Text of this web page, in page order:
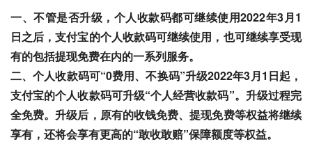
一、不管是否升级，个人收款码都可继续使用2022年3月1
日之后，支付宝的个人收款码可继续使用，也可继续享受现
有的包括提现免费在内的一系列服务。
二、个人收款码可“0费用、不换码”升级2022年3月1日起，
支付宝的个人收款码可升级“个人经营收款码”。升级过程完
全免费。升级后，原有的收钱免费、提现免费等权益将继续
享有，还将会享有更高的“敢收敢赔”保障额度等权益。